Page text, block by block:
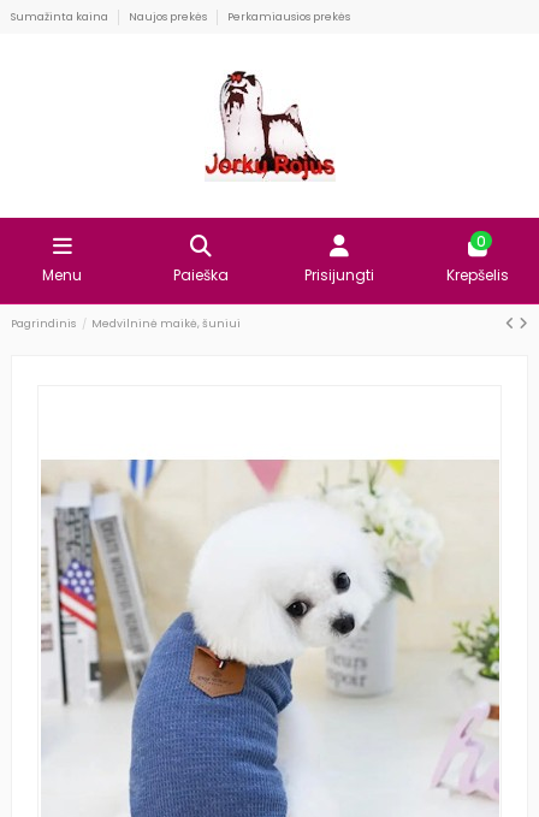
Sumažinta kaina Naujos prekės Perkamiausios prekės
Menu Paieška Prisijungti
0
Krepšelis
Pagrindinis Medvilninė maikė, šuniui